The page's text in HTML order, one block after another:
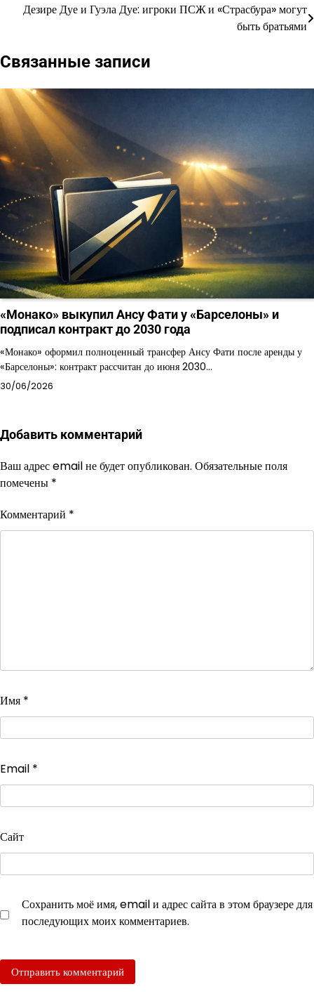
Навигация
записям
Дезире Дуе и Гуэла Дуе: игроки ПСЖ и «Страсбура» могут
быть братьями
Связанные записи
«Монако» выкупил Ансу Фати у «Барселоны» и
подписал контракт до 2030 года
«Монако» оформил полноценный трансфер Ансу Фати после аренды у
«Барселоны»: контракт рассчитан до июня 2030…
30/06/2026
Добавить комментарий
Ваш адрес email не будет опубликован. Обязательные поля
помечены *
Комментарий *
Имя *
Email *
Сайт
Сохранить моё имя, email и адрес сайта в этом браузере для
последующих моих комментариев.